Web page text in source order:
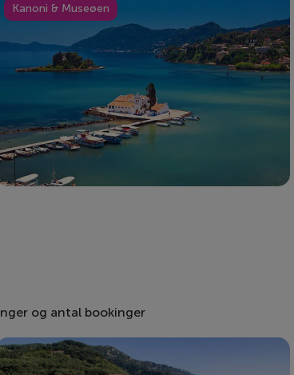
Kanoni & Museøen
og antal bookinger